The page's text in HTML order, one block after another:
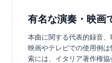
有名な演奏・映画
本曲に関する代表的録音、
映画やテレビでの使用例
索には、イタリア著作権